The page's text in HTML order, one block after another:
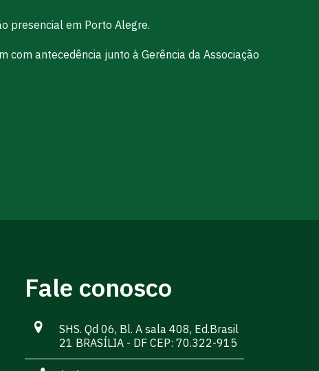
presencial em Porto Alegre.
com antecedência junto à Gerência da Associação
Fale conosco
SHS. Qd 06, Bl. A sala 408, Ed.Brasil
21 BRASÍLIA - DF CEP: 70.322-915